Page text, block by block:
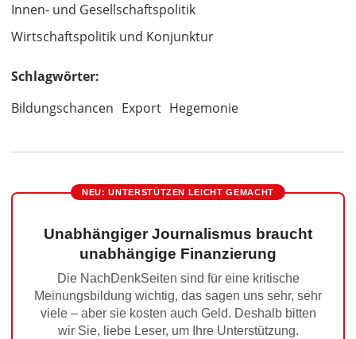
Innen- und Gesellschaftspolitik
Wirtschaftspolitik und Konjunktur
Schlagwörter:
Bildungschancen Export Hegemonie
NEU: UNTERSTÜTZEN LEICHT GEMACHT
Unabhängiger Journalismus braucht
unabhängige Finanzierung
Die NachDenkSeiten sind für eine kritische
Meinungsbildung wichtig, das sagen uns sehr, sehr
viele – aber sie kosten auch Geld. Deshalb bitten
wir Sie, liebe Leser, um Ihre Unterstützung.